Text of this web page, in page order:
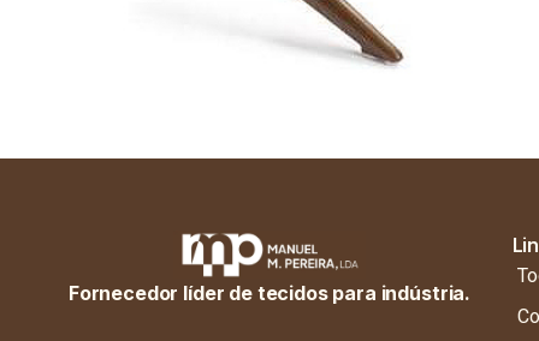
Fornecedor líder de tecidos para indústria.